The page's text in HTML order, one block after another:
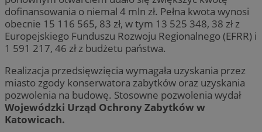
dofinansowania o niemal 4 mln zł. Pełna kwota wynosi
obecnie 15 116 565, 83 zł, w tym 13 525 348, 38 zł z
Europejskiego Funduszu Rozwoju Regionalnego (EFRR) i
1 591 217, 46 zł z budżetu państwa.
Realizacja przedsięwzięcia wymagała uzyskania przez
miasto zgody konserwatora zabytków oraz uzyskania
pozwolenia na budowę. Stosowne pozwolenia wydał
Wojewódzki Urząd Ochrony Zabytków w
Katowicach.